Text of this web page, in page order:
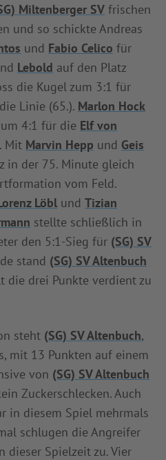
Miltenberger SV frischen
und so schickte Andreas
und Fabio Celico für
Lebold auf den Platz
die Kugel zum 3:1 für
Linie (65.). Marlon Hock
4:1 für die Elf von
Mit Marvin Hepp und Geis
in der 75. Minute gleich
vom Feld.
Löbl und Tizian
stellte schließlich in
den 5:1-Sieg für (SG) SV
stand (SG) SV Altenbuch
die drei Punkte verdient zu
steht (SG) SV Altenbuch,
mit 13 Punkten auf einem
von (SG) SV Altenbuch
Zuckerschlecken. Auch
in diesem Spiel mehrmals
schlugen die Angreifer
dieser Spielzeit zu. Vier